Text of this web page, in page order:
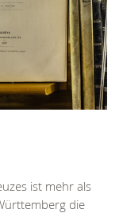
ist mehr als
die